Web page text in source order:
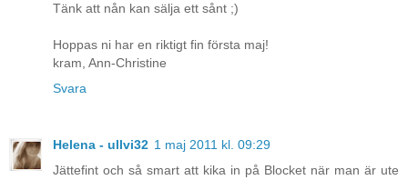
Tänk att nån kan sälja ett sånt ;)
Hoppas ni har en riktigt fin första maj!
kram, Ann-Christine
Svara
Helena - ullvi32 1 maj 2011 kl. 09:29
Jättefint och så smart att kika in på Blocket när man är ute